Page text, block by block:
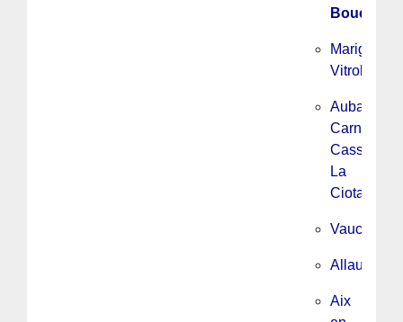
Bouc
Marignane
Vitrolles
Aubagne,
Carnoux,
Cassis,
La
Ciotat
Vaucluse
Allauch
Aix